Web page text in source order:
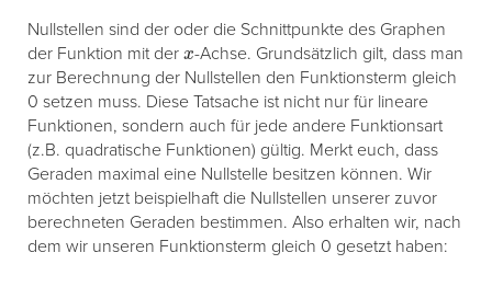
Nullstellen sind der oder die Schnittpunkte des Graphen
der Funktion mit der x-Achse. Grundsätzlich gilt, dass man
zur Berechnung der Nullstellen den Funktionsterm gleich
0 setzen muss. Diese Tatsache ist nicht nur für lineare
Funktionen, sondern auch für jede andere Funktionsart
(z.B. quadratische Funktionen) gültig. Merkt euch, dass
Geraden maximal eine Nullstelle besitzen können. Wir
möchten jetzt beispielhaft die Nullstellen unserer zuvor
berechneten Geraden bestimmen. Also erhalten wir, nach
dem wir unseren Funktionsterm gleich 0 gesetzt haben: